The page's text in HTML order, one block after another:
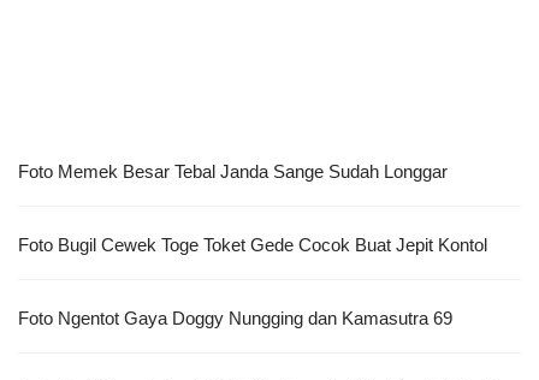
Foto Memek Besar Tebal Janda Sange Sudah Longgar
Foto Bugil Cewek Toge Toket Gede Cocok Buat Jepit Kontol
Foto Ngentot Gaya Doggy Nungging dan Kamasutra 69